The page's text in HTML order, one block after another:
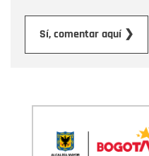
Sí, comentar aquí ❯